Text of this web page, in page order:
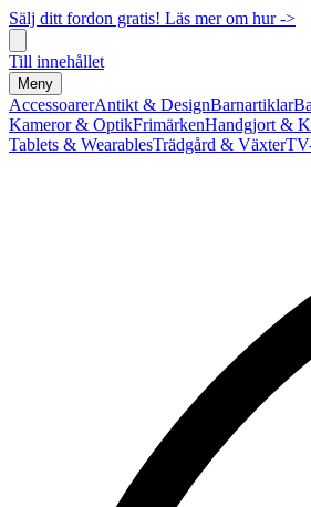
Sälj ditt fordon gratis! Läs mer om hur ->
Till innehållet
Meny
AccessoarerAntikt & DesignBarnartiklar
Kameror & OptikFrimärkenHandgjort &
Tablets & WearablesTrädgård & Växter